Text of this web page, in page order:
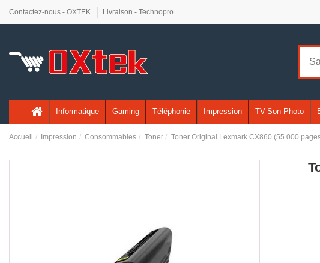
Contactez-nous - OXTEK Livraison - Technopro
Informatique Gaming Téléphonie Impression TV-Son-Photo
Accueil Impression Consommables Toner Toner Original Lexmark CX860 (55 000